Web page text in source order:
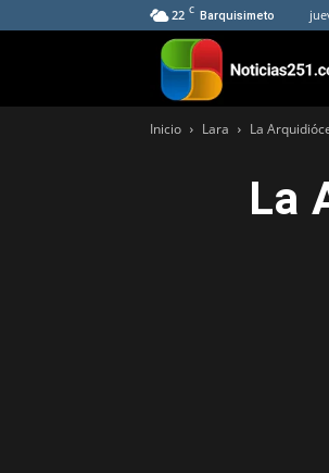
22 C Barquisimeto
Inicio Lara La
La